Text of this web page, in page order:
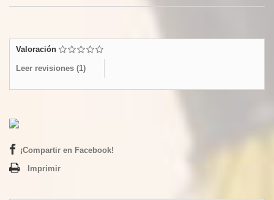
Valoración
Leer revisiones (1)
¡Compartir en Facebook!
Imprimir